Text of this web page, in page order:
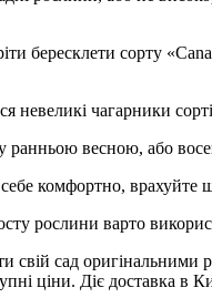
бересклети сорту
невеликі чагарники
весною, або
комфортно, врахуйте
рослини варто
свій сад
ціни. Діє доставка в